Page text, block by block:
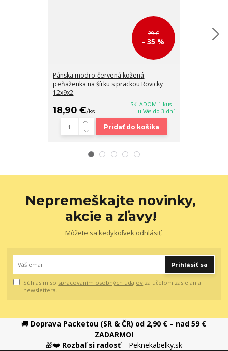
29 €
- 35 %
Pánska modro-červená kožená
peňaženka na šírku s prackou Rovicky
12x9x2
18,90 €/ks
SKLADOM 1 kus -
u Vás do 3 dní
Pridať do košíka
Nepremeškajte novinky,
akcie a zľavy!
Môžete sa kedykoľvek odhlásiť.
Prihlásiť sa
Súhlasím so spracovaním osobných údajov za účelom zasielania
newslettera.
🚚 Doprava Packetou (SR & ČR) od 2,90 € – nad 59 €
ZADARMO!
🎁❤️ Rozbaľ si radosť– Peknekabelky.sk